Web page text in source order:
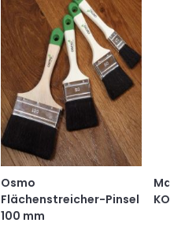
Osmo
Flächenstreicher-Pinsel
100 mm